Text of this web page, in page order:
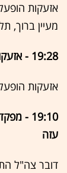
אזעקות
מעיין ברוך,
19:28 - אזעקות בצפון הגולן
אזעקות
עזה
דובר צה"ל